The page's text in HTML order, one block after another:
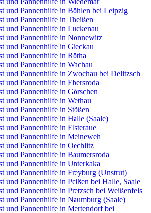
und Pannenhilfe in Böhlen bei Leipzig
und Pannenhilfe in Theißen
und Pannenhilfe in Luckenau
und Pannenhilfe in Nonnewitz
und Pannenhilfe in Gieckau
und Pannenhilfe in Rötha
und Pannenhilfe in Wachau
und Pannenhilfe in Zwochau bei Delitzsch
und Pannenhilfe in Ebersroda
und Pannenhilfe in Görschen
und Pannenhilfe in Wethau
und Pannenhilfe in Stößen
und Pannenhilfe in Halle (Saale)
und Pannenhilfe in Elsteraue
und Pannenhilfe in Meineweh
und Pannenhilfe in Oechlitz
und Pannenhilfe in Baumersroda
und Pannenhilfe in Unterkaka
und Pannenhilfe in Freyburg (Unstrut)
und Pannenhilfe in Peißen bei Halle, Saale
und Pannenhilfe in Pretzsch bei Weißenfels
und Pannenhilfe in Naumburg (Saale)
und Pannenhilfe in Mertendorf bei